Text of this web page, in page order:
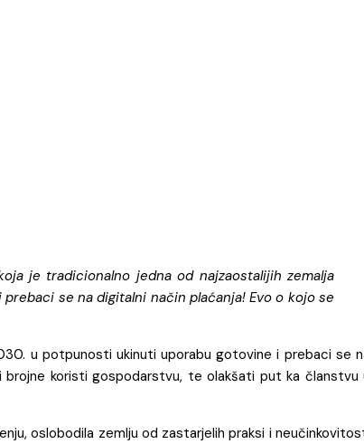
je tradicionalno jedna od najzaostalijih zemalja
se na digitalni način plaćanja! Evo o kojo se
u potpunosti ukinuti uporabu gotovine i prebaci se
brojne koristi gospodarstvu, te olakšati put ka članstvu
oslobodila zemlju od zastarjelih praksi i